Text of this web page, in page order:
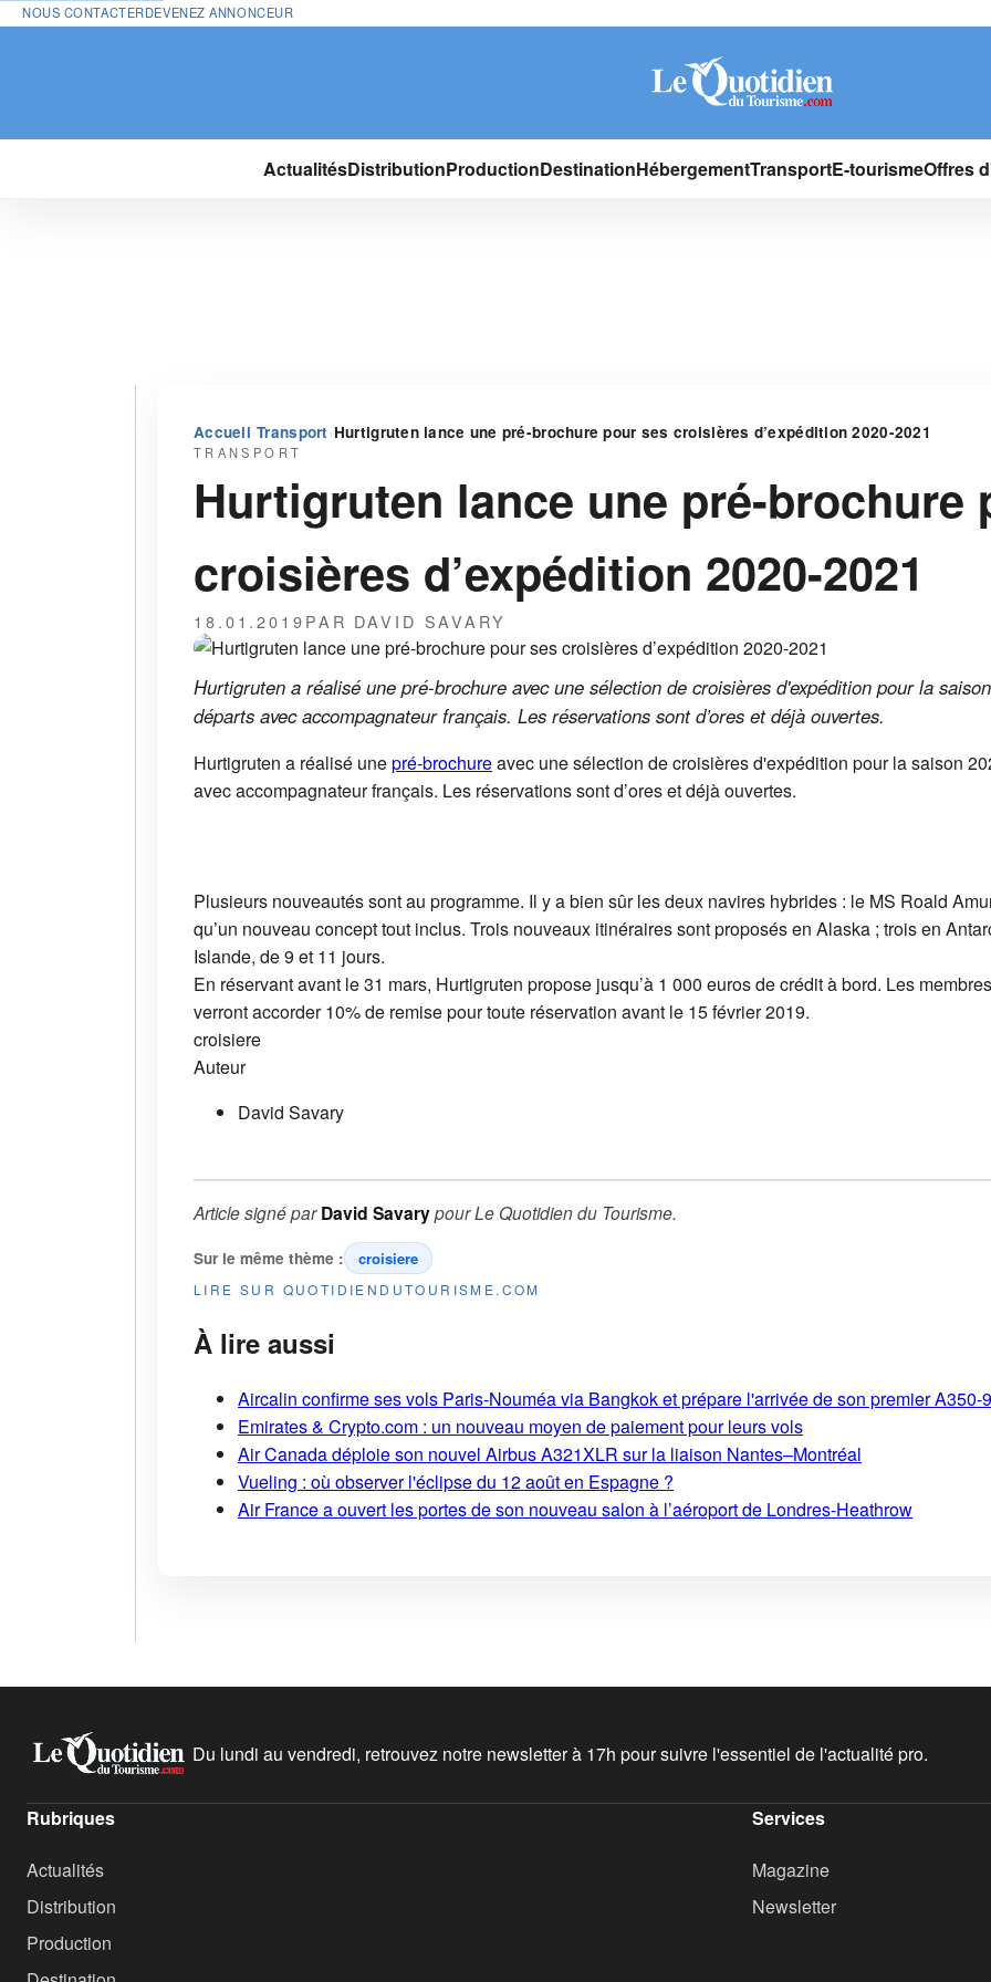
NOUS CONTACTERDEVENEZ ANNONCEUR
ActualitésDistributionProductionDestinationHébergementTransportE-tourismeOffres
Accueil›Transport ›Hurtigruten lance une pré-brochure pour ses croisières d’expédition 2020-2021
TRANSPORT
Hurtigruten lance une pré-brochure
croisières d’expédition 2020-2021
18.01.2019PAR DAVID SAVARY
Hurtigruten a réalisé une pré-brochure avec une sélection de croisières d'expédition pour la
départs avec accompagnateur français. Les réservations sont d’ores et déjà ouvertes.
Hurtigruten a réalisé unepré-brochureavec une sélection de croisières d'expédition pour la saison
avec accompagnateur français. Les réservations sont d’ores et déjà ouvertes.
Plusieurs nouveautés sont au programme. Il y a bien sûr les deux navires hybrides : le MS Roald
qu’un nouveau concept tout inclus. Trois nouveaux itinéraires sont proposés en Alaska ; trois en
Islande, de 9 et 11 jours.
En réservant avant le 31 mars, Hurtigruten propose jusqu’à 1 000 euros de crédit à bord. Les
verront accorder 10% de remise pour toute réservation avant le 15 février 2019.
croisiere
Auteur
David Savary
Article signé parDavid SavarypourLe Quotidien du Tourisme.
Sur le même thème : croisiere
LIRE SUR QUOTIDIENDUTOURISME.COM
À lire aussi
Aircalin confirme ses vols Paris-Nouméa via Bangkok et prépare l'arrivée de son premier A350-
Emirates & Crypto.com : un nouveau moyen de paiement pour leurs vols
Air Canada déploie son nouvel Airbus A321XLR sur la liaison Nantes–Montréal
Vueling : où observer l'éclipse du 12 août en Espagne ?
Air France a ouvert les portes de son nouveau salon à l’aéroport de Londres-Heathrow
Du lundi au vendredi, retrouvez notre newsletter à 17h pour suivre l'essentiel de l'actualité pro.
Rubriques
Actualités
Distribution
Production
Services
Magazine
Newsletter